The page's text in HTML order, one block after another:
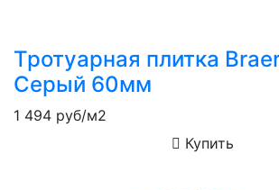
Тротуарная плитка
Серый 60мм
1 494 руб/м2
Купить